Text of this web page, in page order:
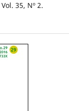
35, Nº 2.